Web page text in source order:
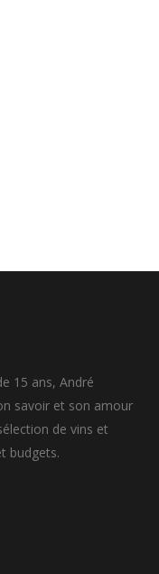
15 ans, André
savoir et son amour
de vins et
budgets.